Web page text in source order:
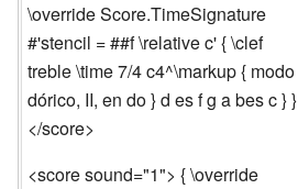
\override Score.TimeSignature
#'stencil = ##f \relative c' { \clef
treble \time 7/4 c4^\markup { modo
dórico, II, en do } d es f g a bes c } }
</score>
<score sound="1"> { \override